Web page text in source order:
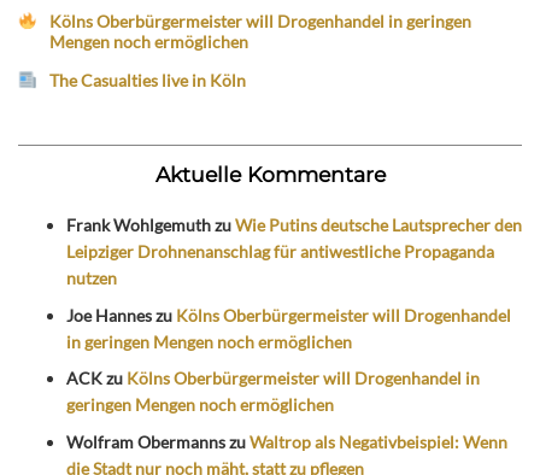
Kölns Oberbürgermeister will Drogenhandel in geringen
Mengen noch ermöglichen
The Casualties live in Köln
Aktuelle Kommentare
Frank WohlgemuthzuWie Putins deutsche Lautsprecher den
Leipziger Drohnenanschlag für antiwestliche Propaganda
nutzen
Joe Hanneszu Kölns Oberbürgermeister will Drogenhandel
in geringen Mengen noch ermöglichen
ACKzu Kölns Oberbürgermeister will Drogenhandel in
geringen Mengen noch ermöglichen
Wolfram ObermannszuWaltrop als Negativbeispiel: Wenn
die Stadt nur noch mäht, statt zu pflegen